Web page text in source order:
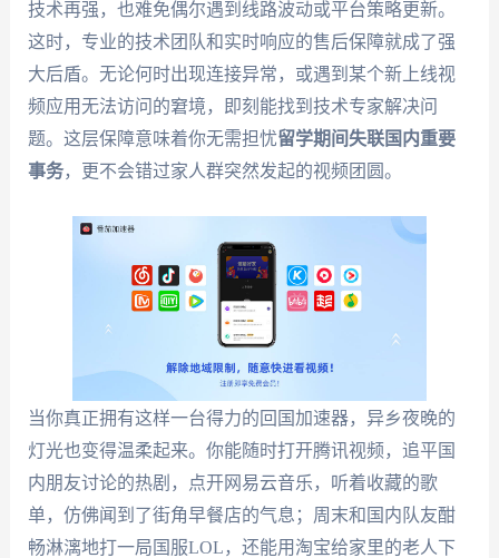
技术再强，也难免偶尔遇到线路波动或平台策略更新。
这时，专业的技术团队和实时响应的售后保障就成了强
大后盾。无论何时出现连接异常，或遇到某个新上线视
频应用无法访问的窘境，即刻能找到技术专家解决问
题。这层保障意味着你无需担忧留学期间失联国内重要
事务，更不会错过家人群突然发起的视频团圆。
当你真正拥有这样一台得力的回国加速器，异乡夜晚的
灯光也变得温柔起来。你能随时打开腾讯视频，追平国
内朋友讨论的热剧，点开网易云音乐，听着收藏的歌
单，仿佛闻到了街角早餐店的气息；周末和国内队友酣
畅淋漓地打一局国服LOL，还能用淘宝给家里的老人下